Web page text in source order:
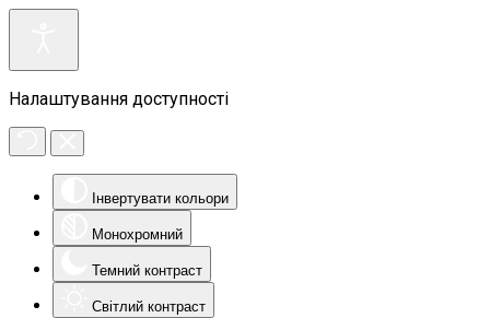
Налаштування доступності
Інвертувати кольори
Монохромний
Темний контраст
Світлий контраст